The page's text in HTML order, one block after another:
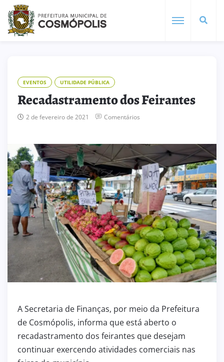
EVENTOS UTILIDADE PÚBLICA
Recadastramento dos Feirantes
2 de fevereiro de 2021 Comentários
A Secretaria de Finanças, por meio da Prefeitura
de Cosmópolis, informa que está aberto o
recadastramento dos feirantes que desejam
continuar exercendo atividades comerciais nas